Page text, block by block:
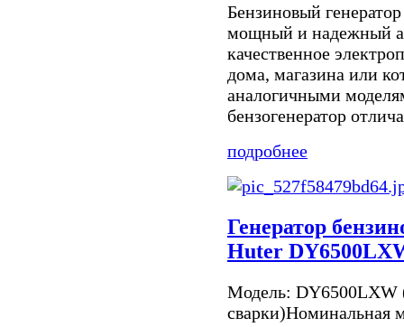
Бензиновый
мощный и надежный
качественное
дома, магазина или
аналогичными
бензогенератор
подробнее
Генератор
Huter
Модель: DY6500LXW
сварки)Номинальная